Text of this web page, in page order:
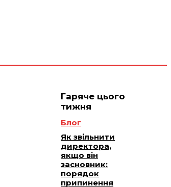
Гаряче цього
тижня
Блог
Як звільнити
директора,
якщо він
засновник:
порядок
припинення